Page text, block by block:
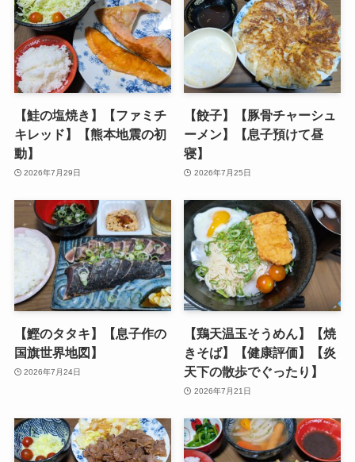
【鮭の塩焼き】【ファミチ
キレッド】【熊本地震の初
動】
2026年7月29日
【餃子】【豚骨チャーシュ
ーメン】【息子預けて昼
寝】
2026年7月25日
【鰹のタタキ】【息子作の
国旗世界地図】
2026年7月24日
【鶏天温玉そうめん】【焼
きそば】【健康評価】【炎
天下の散歩でぐったり】
2026年7月21日